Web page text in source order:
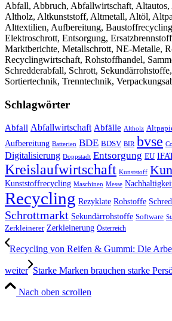
Abfall, Abbruch, Abfallwirtschaft, Altautos,
Altholz, Altkunststoff, Altmetall, Altöl,
Alttextilien, Aufbereitung,
Elektroschrott, Entsorgung,
Marktberichte, Metallschrott, NE-Metalle,
Recyclingwirtschaft, Rohstoffhandel,
Schredderabfall, Schrott,
Sortiertechnik, Trenntechnik,
Schlagwörter
Abfall Abfallwirtschaft Abfälle Altholz
Aufbereitung Batterien BDE BDSV BIR bvse
Digitalisierung Doppstadt Entsorgung EU
Kreislaufwirtschaft Kunststoff
Kunststoffrecycling Maschinen Messe
Recycling Rezyklate Rohstoffe
Schrottmarkt Sekundärrohstoffe Software
Zerkleinerer Zerkleinerung Österreich
Recycling von Reifen & Gummi: Die
weiter Starke Marken brauchen starke
Nach oben scrollen